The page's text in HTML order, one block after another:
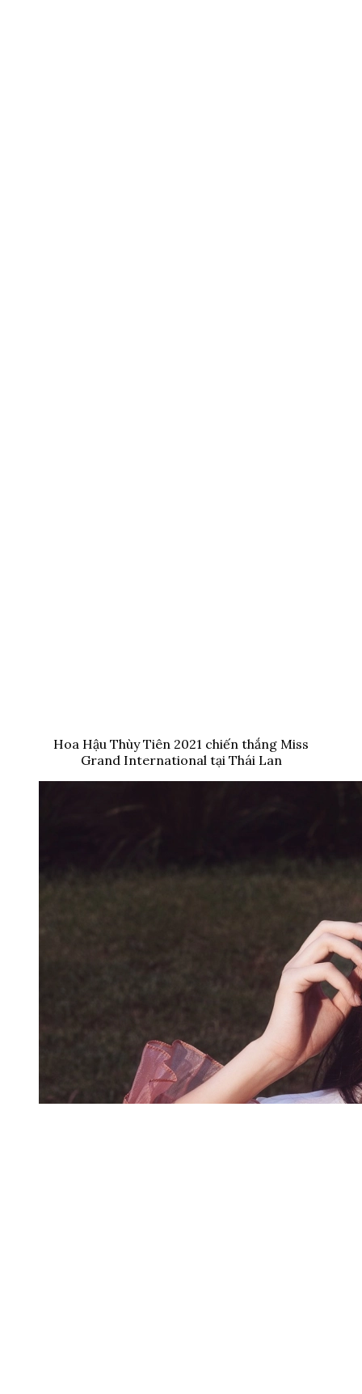
Hoa Hậu Thùy Tiên 2021 chiến thắng Miss
Grand International tại Thái Lan